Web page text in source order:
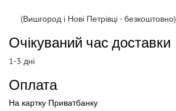
(Вишгород і Нові Петрівці - безкоштовно)
Очікуваний час доставки
1-3 дні
Оплата
На картку Приватбанку